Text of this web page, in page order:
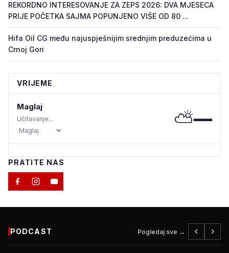
REKORDNO INTERESOVANJE ZA ZEPS 2026: DVA MJESECA
PRIJE POČETKA SAJMA POPUNJENO VIŠE OD 80 ...
Hifa Oil CG među najuspješnijim srednjim preduzećima u
Crnoj Gori
VRIJEME
Maglaj
Učitavanje... ⛅—
PRATITE NAS
PODCAST Pogledaj sve →